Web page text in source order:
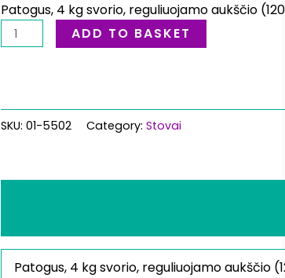
Patogus, 4 kg svorio, reguliuojamo aukščio
ADD TO BASKET
SKU: 01-5502 Category: Stovai
Patogus, 4 kg svorio, reguliuojamo aukščio